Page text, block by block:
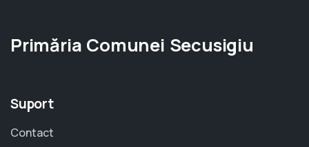
Primăria Comunei Secusigiu
Suport
Contact